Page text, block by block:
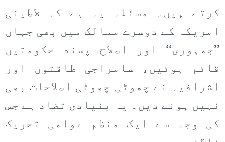
کرتے ہیں۔ مسئلہ یہ ہے کہ لاطینی
امریکہ کے دوسرے ممالک میں بھی جہاں
’’جمہوری‘‘ اور اصلاح پسند حکومتیں
قائم ہوئیں، سامراجی طاقتوں اور
اشرافیہ نے چھوٹی چھوٹی اصلاحات بھی
نہیں ہونے دیں۔ یہ بنیادی تضاد ہے جس
کی وجہ سے ایک منظم عوامی تحریک